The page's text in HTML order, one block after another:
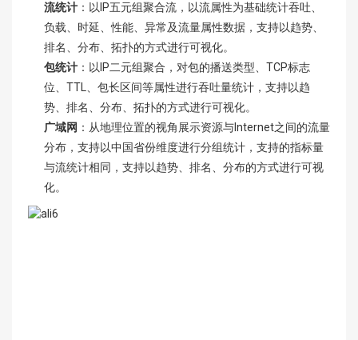
流统计 ：以IP五元组聚合流，以流属性为基础统计吞吐、
负载、时延、性能、异常及流量属性数据，支持以趋势、
排名、分布、拓扑的方式进行可视化。
包统计 ：以IP二元组聚合，对包的播送类型、TCP标志
位、TTL、包长区间等属性进行吞吐量统计，支持以趋
势、排名、分布、拓扑的方式进行可视化。
广域网 ：从地理位置的视角展示资源与Internet之间的流量
分布，支持以中国省份维度进行分组统计，支持的指标量
与流统计相同，支持以趋势、排名、分布的方式进行可视
化。